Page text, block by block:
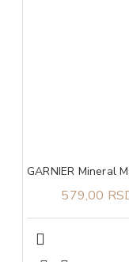
579,00